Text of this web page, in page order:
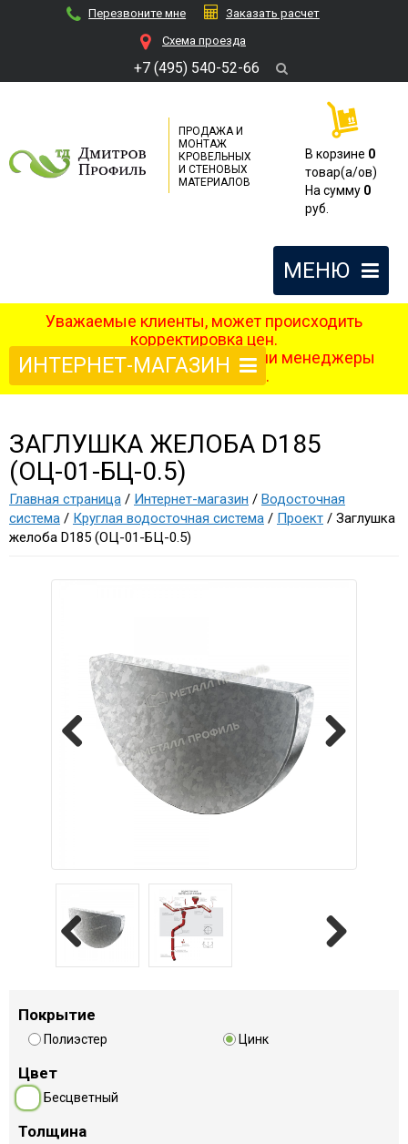
Перезвоните мне
Заказать расчет
Cхема проезда
+7 (495) 540-52-66
ПРОДАЖА И
МОНТАЖ
КРОВЕЛЬНЫХ
И СТЕНОВЫХ
МАТЕРИАЛОВ
В корзине 0
товар(a/ов)
На сумму 0
руб.
МЕНЮ
Уважаемые клиенты, может происходить
корректировка цен.
После оформления заказа наши менеджеры
свяжутся с вами.
ИНТЕРНЕТ-МАГАЗИН
ЗАГЛУШКА ЖЕЛОБА D185
(ОЦ-01-БЦ-0.5)
Главная страница / Интернет-магазин / Водосточная
система / Круглая водосточная система / Проект / Заглушка
желоба D185 (ОЦ-01-БЦ-0.5)
Previous
Покрытие
Полиэстер Цинк
Цвет
Бесцветный
Толщина